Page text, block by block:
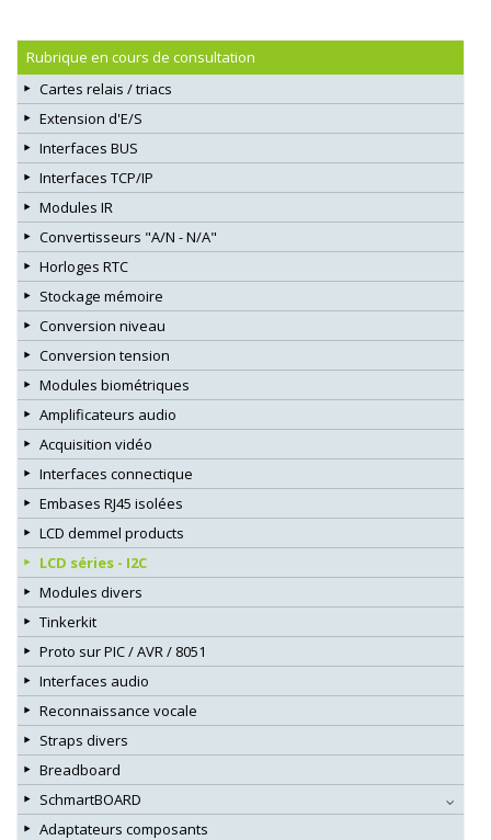
Rubrique en cours de consultation
Cartes relais / triacs
Extension d'E/S
Interfaces BUS
Interfaces TCP/IP
Modules IR
Convertisseurs "A/N - N/A"
Horloges RTC
Stockage mémoire
Conversion niveau
Conversion tension
Modules biométriques
Amplificateurs audio
Acquisition vidéo
Interfaces connectique
Embases RJ45 isolées
LCD demmel products
LCD séries - I2C
Modules divers
Tinkerkit
Proto sur PIC / AVR / 8051
Interfaces audio
Reconnaissance vocale
Straps divers
Breadboard
SchmartBOARD
Adaptateurs composants